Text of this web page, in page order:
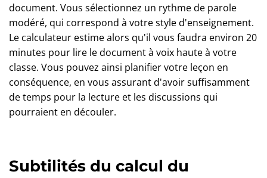
document. Vous sélectionnez un rythme de parole
modéré, qui correspond à votre style d'enseignement.
Le calculateur estime alors qu'il vous faudra environ 20
minutes pour lire le document à voix haute à votre
classe. Vous pouvez ainsi planifier votre leçon en
conséquence, en vous assurant d'avoir suffisamment
de temps pour la lecture et les discussions qui
pourraient en découler.
Subtilités du calcul du